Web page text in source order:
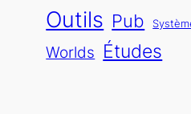
Outils Pub
Worlds Études